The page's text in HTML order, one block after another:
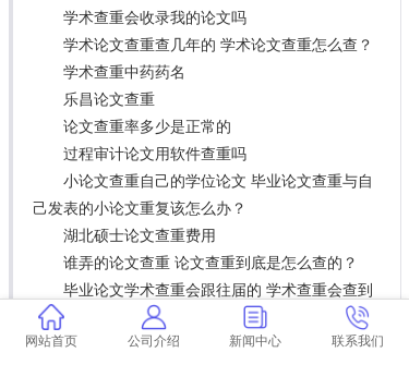
学术查重会收录我的论文吗
学术论文查重查几年的 学术论文查重怎么查？
学术查重中药药名
乐昌论文查重
论文查重率多少是正常的
过程审计论文用软件查重吗
小论文查重自己的学位论文 毕业论文查重与自
己发表的小论文重复该怎么办？
湖北硕士论文查重费用
谁弄的论文查重 论文查重到底是怎么查的？
毕业论文学术查重会跟往届的 学术查重会查到
往届的论文吗？
财经专业论文查重免费
网站首页 公司介绍 新闻中心 联系我们